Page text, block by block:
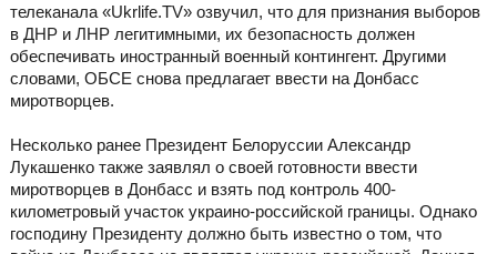
телеканала «Ukrlife.TV» озвучил, что для признания выборов
в ДНР и ЛНР легитимными, их безопасность должен
обеспечивать иностранный военный контингент. Другими
словами, ОБСЕ снова предлагает ввести на Донбасс
миротворцев.
Несколько ранее Президент Белоруссии Александр
Лукашенко также заявлял о своей готовности ввести
миротворцев в Донбасс и взять под контроль 400-
километровый участок украино-российской границы. Однако
господину Президенту должно быть известно о том, что